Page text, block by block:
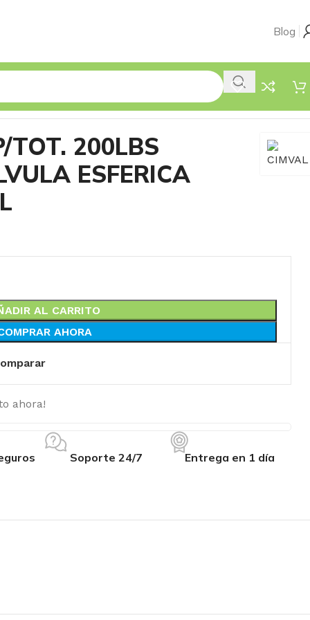
Blog
TOT. 200LBS
ESFERICA
AL CARRITO
AHORA
ahora!
Soporte 24/7 Entrega en 1 día